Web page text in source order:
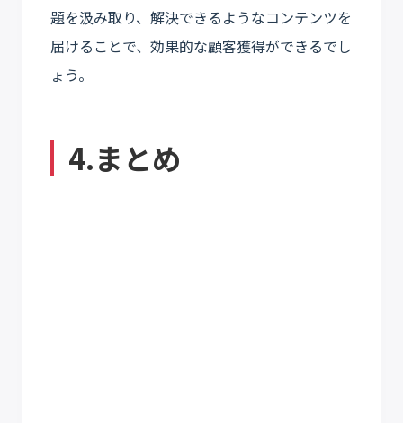
題を汲み取り、解決できるようなコンテンツを
届けることで、効果的な顧客獲得ができるでし
ょう。
4.まとめ